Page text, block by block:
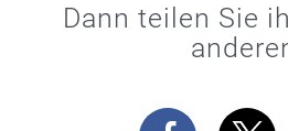
Dann teilen Sie